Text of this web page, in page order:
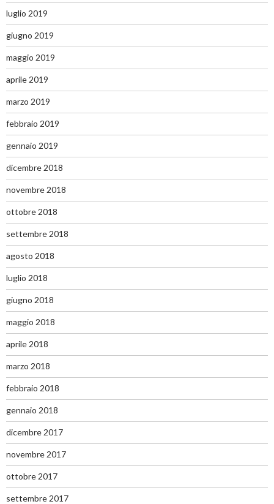
luglio 2019
giugno 2019
maggio 2019
aprile 2019
marzo 2019
febbraio 2019
gennaio 2019
dicembre 2018
novembre 2018
ottobre 2018
settembre 2018
agosto 2018
luglio 2018
giugno 2018
maggio 2018
aprile 2018
marzo 2018
febbraio 2018
gennaio 2018
dicembre 2017
novembre 2017
ottobre 2017
settembre 2017